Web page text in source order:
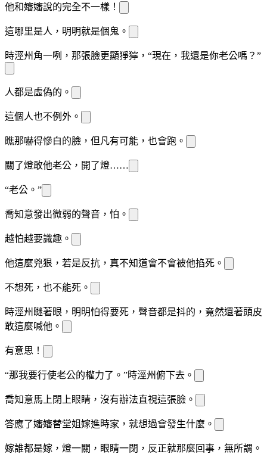
他和嬸嬸說的完全不一樣！
這哪里是人，明明就是個鬼。
時涇州 角一咧，那張臉更顯猙獰，“現在，我還是你老公嗎？”
人都是虛偽的。
這個 人也不例外。
瞧那嚇得慘白的臉，但凡有可能， 也會跑。
關了燈敢他老公，開了燈……
“老公。”
喬知意發出微弱的聲音， 怕。
越怕越要識趣。
他這麼兇狠，若是反抗，真不知道會不會被他掐死。
不想死，也不能死。
時涇州瞇著眼， 明明怕得要死，聲音都是抖的，竟然還著頭皮
敢這麼喊他。
有意思！
“那我要行使老公的權力了。”時涇州俯下去。
喬知意馬上閉上眼睛， 沒有辦法直視這張臉。
答應了嬸嬸替堂姐嫁進時家，就想過會發生什麼。
嫁誰都是嫁，燈一關，眼睛一閉，反正就那麼回事， 無所謂。